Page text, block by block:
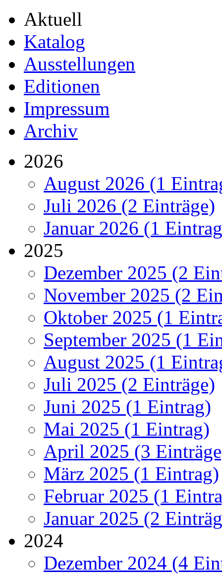
Aktuell
Katalog
Ausstellungen
Editionen
Impressum
Archiv
2026
August 2026 (1
Juli 2026 (2 Einträge)
Januar 2026 (1
2025
Dezember 2025 (2
November 2025 (2
Oktober 2025 (1
September 2025 (1
August 2025 (1
Juli 2025 (2 Einträge)
Juni 2025 (1 Eintrag)
Mai 2025 (1 Eintrag)
April 2025 (3
März 2025 (1 Eintrag)
Februar 2025 (1
Januar 2025 (2
2024
Dezember 2024 (4